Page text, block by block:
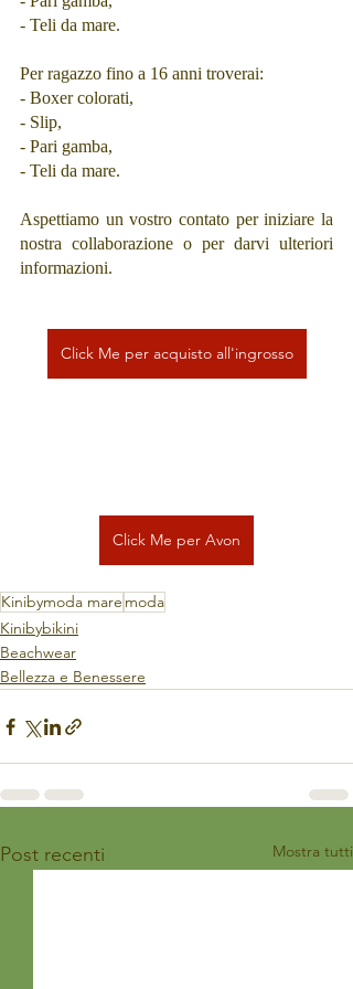
- Teli da mare.
Per ragazzo fino a 16 anni troverai:
- Boxer colorati,
- Slip,
- Pari gamba,
- Teli da mare.
Aspettiamo un vostro contato per iniziare la
nostra collaborazione o per darvi ulteriori
informazioni.
Click Me per acquisto all'ingrosso
Click Me per Avon
Kinibymoda mare moda
Kinibybikini
Beachwear
Bellezza e Benessere
Post recenti Mostra tutti